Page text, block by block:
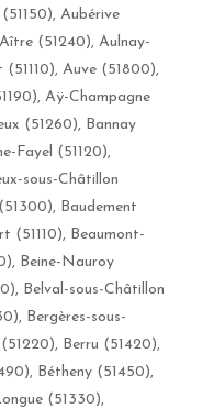
Aubérive
(51240), Aulnay-
Auve (51800),
Aÿ-Champagne
(51260), Bannay
Fayel (51120),
sous-Châtillon
Baudement
(51110), Beaumont-
Beine-Nauroy
Belval-sous-Châtillon
Bergères-sous-
Berru (51420),
Bétheny (51450),
(51330),